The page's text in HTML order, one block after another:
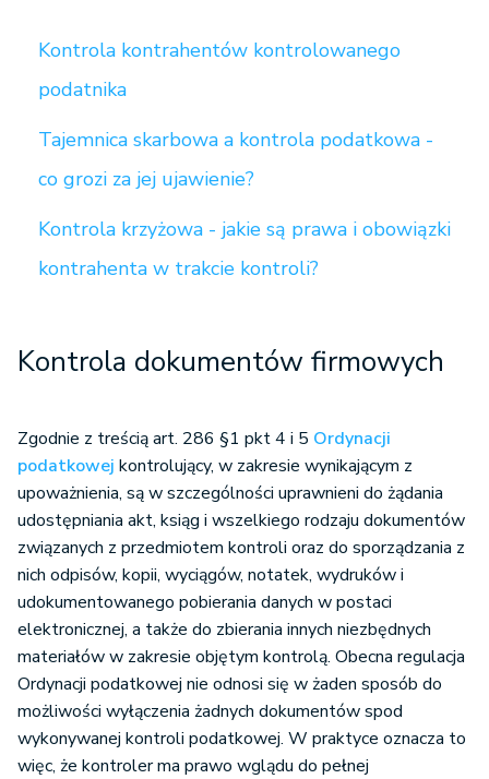
Kontrola kontrahentów kontrolowanego
podatnika
Tajemnica skarbowa a kontrola podatkowa -
co grozi za jej ujawienie?
Kontrola krzyżowa - jakie są prawa i obowiązki
kontrahenta w trakcie kontroli?
Kontrola dokumentów firmowych
Zgodnie z treścią art. 286 §1 pkt 4 i 5 Ordynacji
podatkowej kontrolujący, w zakresie wynikającym z
upoważnienia, są w szczególności uprawnieni do żądania
udostępniania akt, ksiąg i wszelkiego rodzaju dokumentów
związanych z przedmiotem kontroli oraz do sporządzania z
nich odpisów, kopii, wyciągów, notatek, wydruków i
udokumentowanego pobierania danych w postaci
elektronicznej, a także do zbierania innych niezbędnych
materiałów w zakresie objętym kontrolą. Obecna regulacja
Ordynacji podatkowej nie odnosi się w żaden sposób do
możliwości wyłączenia żadnych dokumentów spod
wykonywanej kontroli podatkowej. W praktyce oznacza to
więc, że kontroler ma prawo wglądu do pełnej